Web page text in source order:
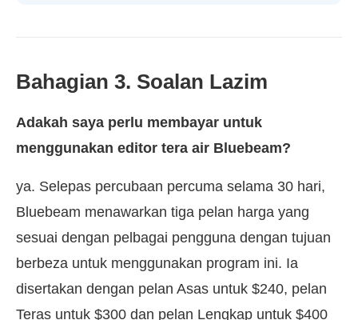
Bahagian 3. Soalan Lazim
Adakah saya perlu membayar untuk
menggunakan editor tera air Bluebeam?
ya. Selepas percubaan percuma selama 30 hari,
Bluebeam menawarkan tiga pelan harga yang
sesuai dengan pelbagai pengguna dengan tujuan
berbeza untuk menggunakan program ini. Ia
disertakan dengan pelan Asas untuk $240, pelan
Teras untuk $300 dan pelan Lengkap untuk $400